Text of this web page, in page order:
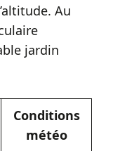
Au
jardin
Conditions
météo